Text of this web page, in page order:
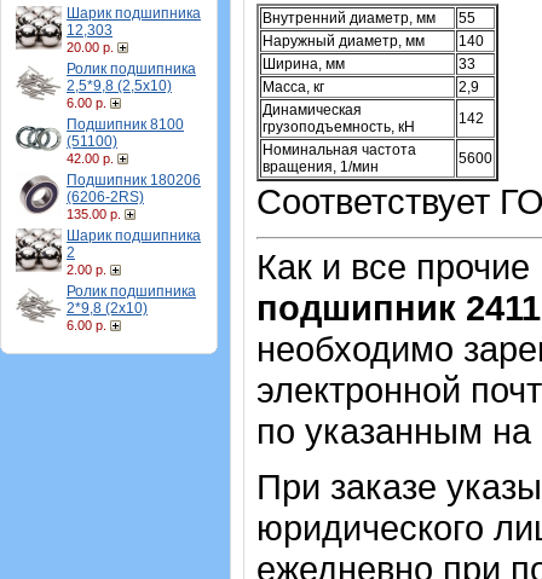
Шарик подшипника
12,303
20.00 р.
Ролик подшипника
2,5*9,8 (2,5х10)
6.00 р.
Подшипник 8100
(51100)
42.00 р.
Подшипник 180206
(6206-2RS)
135.00 р.
Шарик подшипника
2
2.00 р.
Ролик подшипника
2*9,8 (2х10)
6.00 р.
Внутренний диаметр, мм
55
Наружный диаметр, мм
140
Ширина, мм
33
Масса, кг
2,9
Динамическая
грузоподъемность, кН
142
Номинальная частота
вращения, 1/мин
5600
Соответствует
Как и все
подшипник
необходимо
электронной
по указанным
При заказе
юридического
ежедневно при